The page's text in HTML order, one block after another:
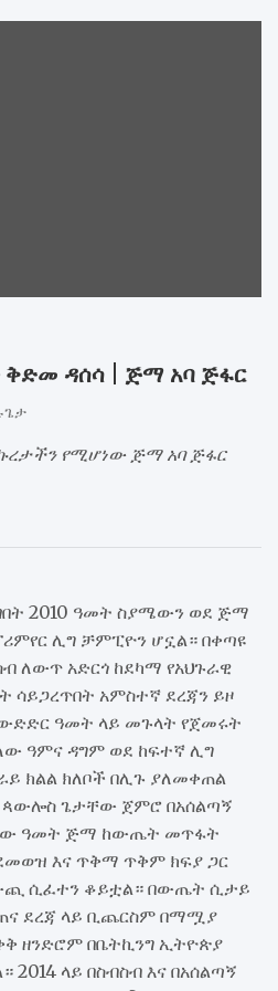
ቅድመ ዳሰሳ | ጅማ አባ ጅፋር
የሚሆነው ጅማ አባ ጅፋር
2010 ዓመት ስያሜውን ወደ ጅማ
ሊግ ቻምፒዮን ሆኗል። በቀጣዩ
ለውጥ አድርጎ ከደካማ የአህጉራዊ
ሳይጋረጥበት አምስተኛ ደረጃን ይዞ
ውድድር ዓመት ላይ መጉላት የጀመሩት
ዓምና ዳግም ወደ ከፍተኛ ሊግ
ክልል ክለቦች በሊጉ ያለመቀጠል
ጳውሎስ ጌታቸው ጀምሮ በአሰልጣኝ
ዓመት ጅማ ከውጤት መጥፋት
እና ጥቅማ ጥቅም ክፍያ ጋር
ሲፈተን ቆይቷል። በውጤት ሲታይ
ደረጃ ላይ ቢጨርስም በማሟያ
ዘንድሮም በቤትኪንግ ኢትዮጵያ
ላይ በስብስብ እና በአሰልጣኝ